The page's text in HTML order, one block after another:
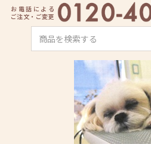
お 電話 に よ る
ご注文 ・ ご変更